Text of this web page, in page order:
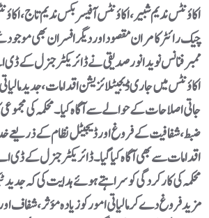
اکاؤنٹس ندیم شبیر، اکاؤنٹس آفیسر بکس ندیم تاج،
چیک رائٹر کامران مقصود اور دیگر افسران بھی
ممبر فنانس نوید انور صدیقی نے ڈائریکٹر جنرل کے ڈی
اکاؤنٹس میں جاری ڈیجیٹلائزیشن اقدامات، جدید
جاتی اصلاحات کے حوالے سے آگاہ کیا۔ محکمہ کی مجموعی
ضبط، شفافیت کے فروغ اور ڈیجیٹل نظام کے ذریعے
اقدامات سے بھی آگاہ کیا گیا۔ڈائریکٹر جنرل
محکمہ کی کارکردگی کو سراہتے ہوئے ہدایت کی کہ جدید
مزید فروغ دے کر مالیاتی امور کو زیادہ مؤثر، شفاف اور